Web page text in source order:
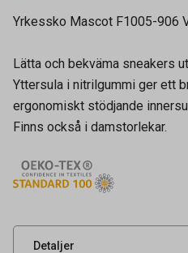
Yrkessko Mascot F1005-906
Lätta och bekväma sneakers
Yttersula i nitrilgummi ger ett
ergonomiskt stödjande
Finns också i damstorlekar.
Detaljer
Artikelnummer
Leverantörens
UNSPSC